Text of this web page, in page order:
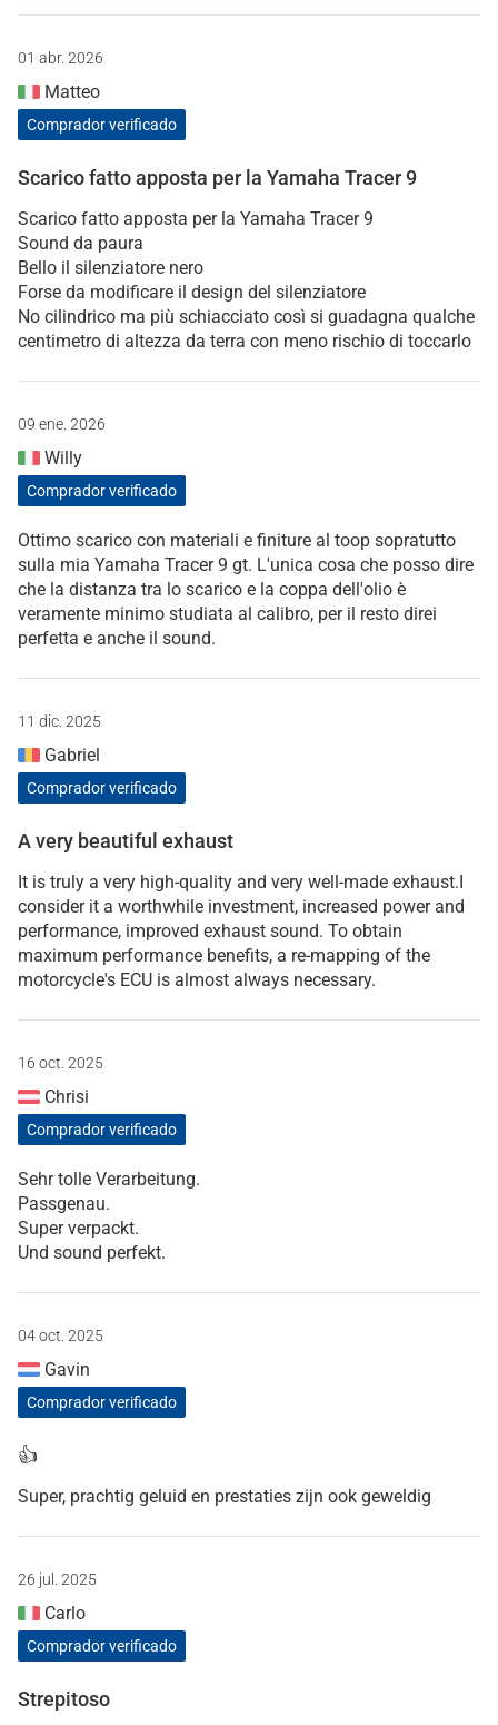
01 abr. 2026
Matteo
Comprador verificado
Scarico fatto apposta per la Yamaha Tracer 9
Scarico fatto apposta per la Yamaha Tracer 9
Sound da paura
Bello il silenziatore nero
Forse da modificare il design del silenziatore
No cilindrico ma più schiacciato così si guadagna qualche
centimetro di altezza da terra con meno rischio di toccarlo
09 ene. 2026
Willy
Comprador verificado
Ottimo scarico con materiali e finiture al toop sopratutto
sulla mia Yamaha Tracer 9 gt. L'unica cosa che posso dire
che la distanza tra lo scarico e la coppa dell'olio è
veramente minimo studiata al calibro, per il resto direi
perfetta e anche il sound.
11 dic. 2025
Gabriel
Comprador verificado
A very beautiful exhaust
It is truly a very high-quality and very well-made exhaust.I
consider it a worthwhile investment, increased power and
performance, improved exhaust sound. To obtain
maximum performance benefits, a re-mapping of the
motorcycle's ECU is almost always necessary.
16 oct. 2025
Chrisi
Comprador verificado
Sehr tolle Verarbeitung.
Passgenau.
Super verpackt.
Und sound perfekt.
04 oct. 2025
Gavin
Comprador verificado
👍
Super, prachtig geluid en prestaties zijn ook geweldig
26 jul. 2025
Carlo
Comprador verificado
Strepitoso